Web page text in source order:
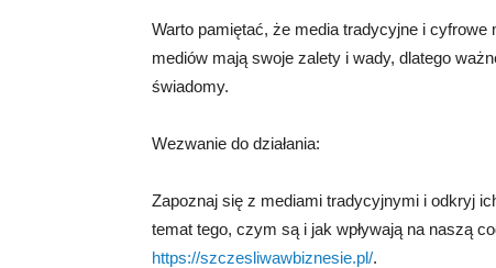
Warto pamiętać, że media tradycyjne i cyfrowe
mediów mają swoje zalety i wady, dlatego
świadomy.
Wezwanie do działania:
Zapoznaj się z mediami tradycyjnymi i odkryj
temat tego, czym są i jak wpływają na naszą
https://szczesliwawbiznesie.pl/.